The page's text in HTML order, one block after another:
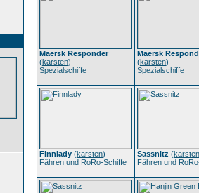
Maersk Responder
(karsten)
Spezialschiffe
Maersk
(karsten)
Spezialschiffe
Finnlady (karsten)
Fähren und RoRo-Schiffe
Sassnitz (karsten
Fähren und